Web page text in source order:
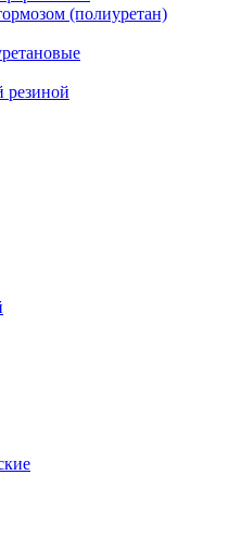
(полиуретан)
резиной